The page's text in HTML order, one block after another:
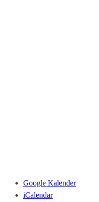
Google Kalender
iCalendar